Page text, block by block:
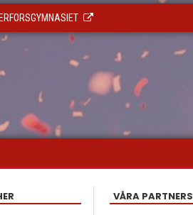
VÅRA PARTNERS